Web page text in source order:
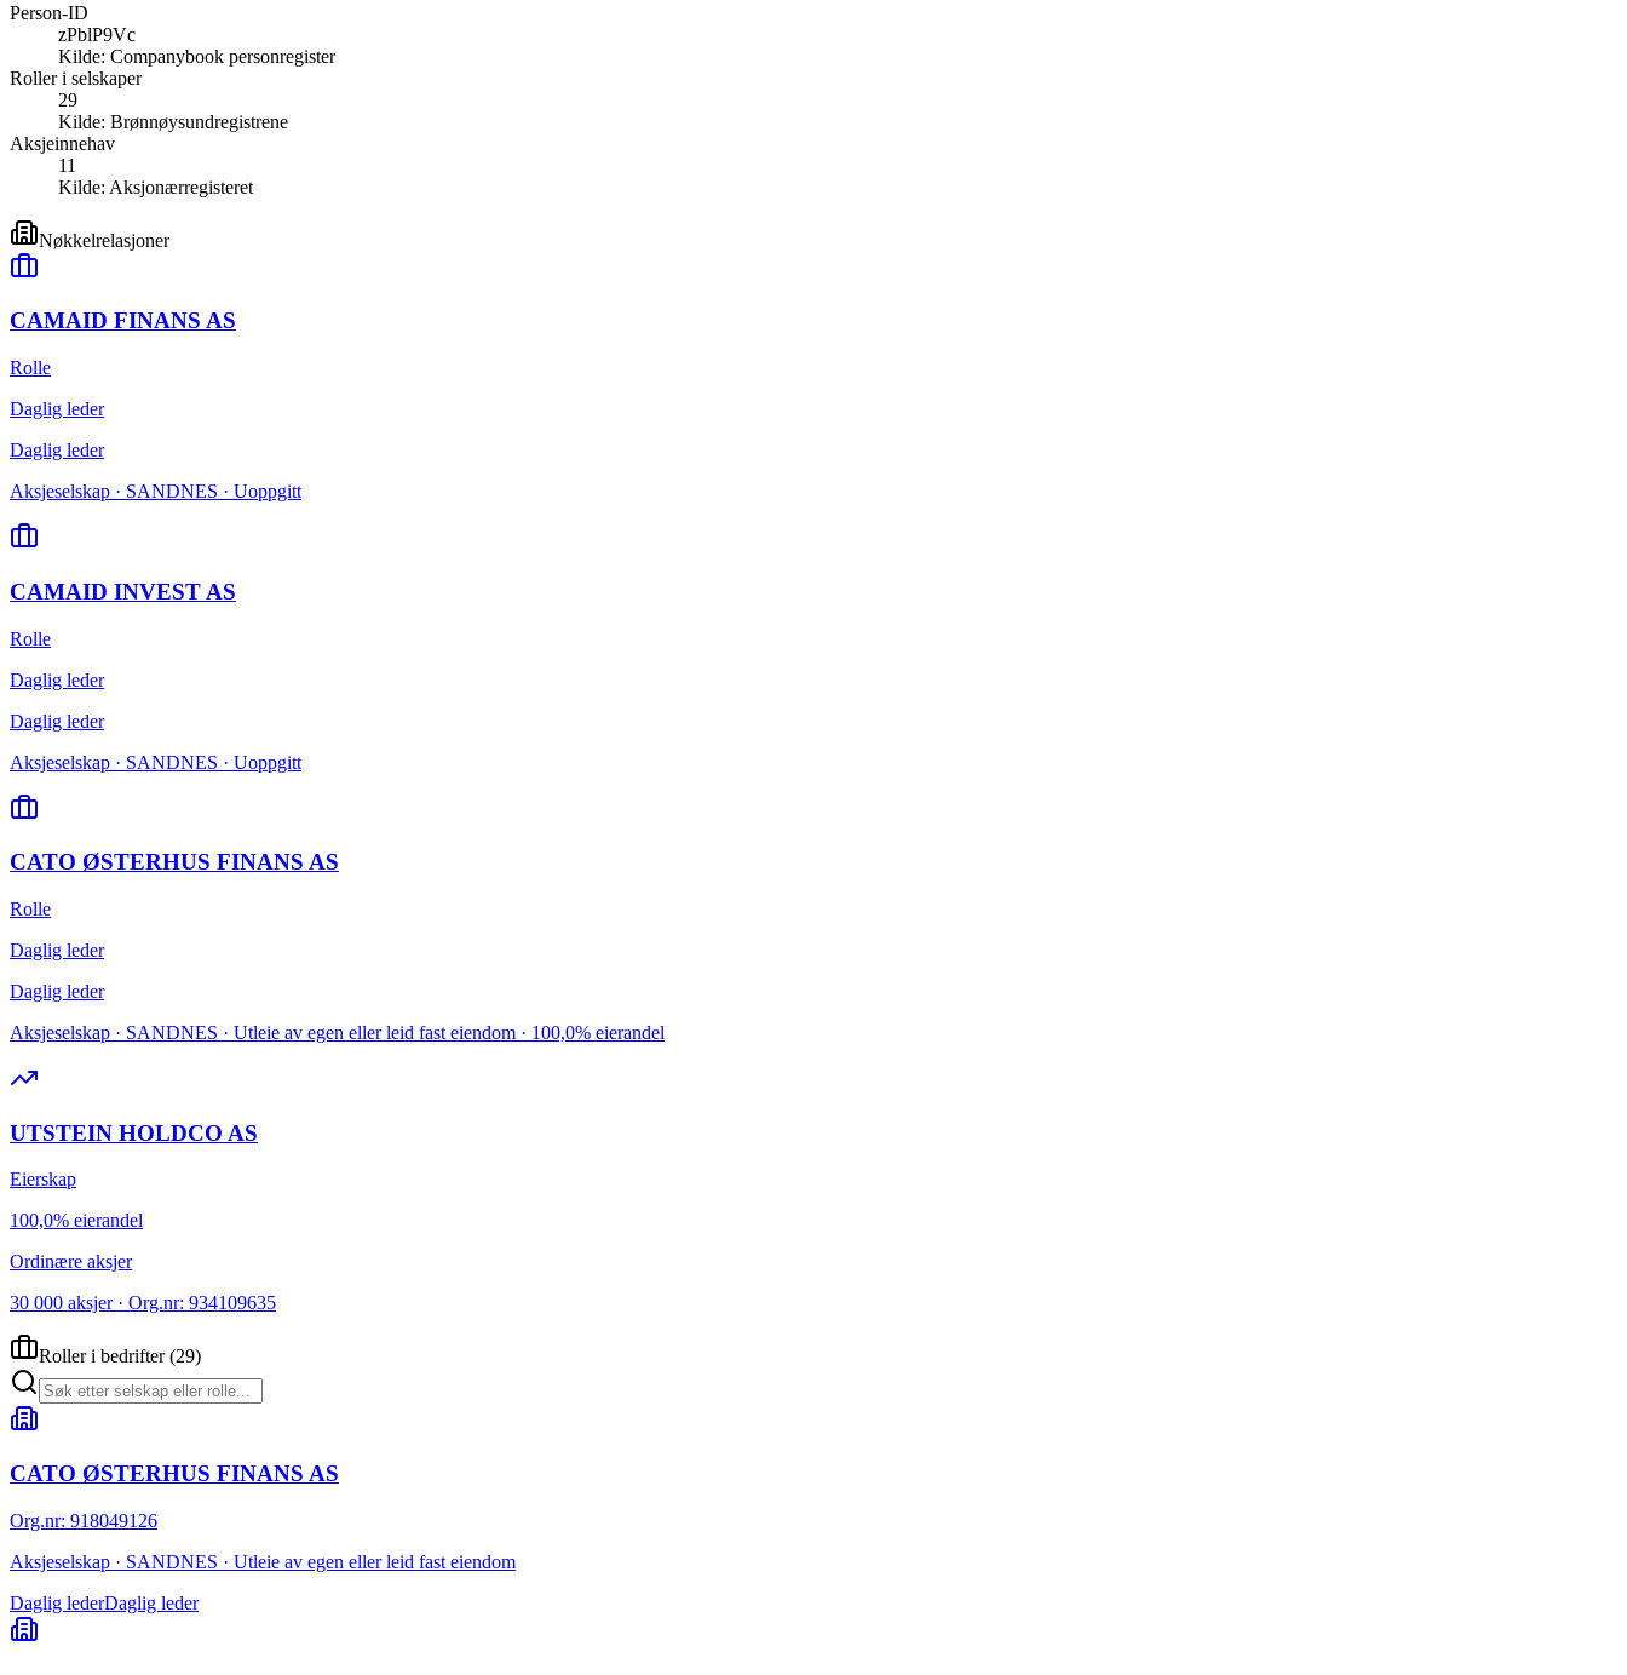
Person-ID
zPblP9Vc
Kilde: Companybook personregister
Roller i selskaper
29
Kilde: Brønnøysundregistrene
Aksjeinnehav
11
Kilde: Aksjonærregisteret
Nøkkelrelasjoner
CAMAID FINANS AS
Rolle
Daglig leder
Daglig leder
Aksjeselskap · SANDNES · Uoppgitt
CAMAID INVEST AS
Rolle
Daglig leder
Daglig leder
Aksjeselskap · SANDNES · Uoppgitt
CATO ØSTERHUS FINANS AS
Rolle
Daglig leder
Daglig leder
Aksjeselskap · SANDNES · Utleie av egen eller leid fast eiendom · 100,0% eierandel
UTSTEIN HOLDCO AS
Eierskap
100,0% eierandel
Ordinære aksjer
30 000 aksjer · Org.nr: 934109635
Roller i bedrifter(29)
CATO ØSTERHUS FINANS AS
Org.nr: 918049126
Aksjeselskap · SANDNES · Utleie av egen eller leid fast eiendom
Daglig lederDaglig leder